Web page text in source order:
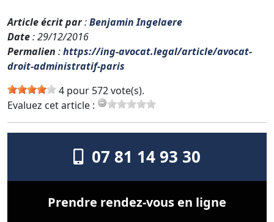
Article écrit par:Benjamin Ingelaere
Date: 29/12/2016
Permalien :https://ing-avocat.legal/article/avocat-
droit-administratif-paris
4 pour 572 vote(s).
Evaluez cet article :
07 81 14 93 30
Prendre rendez-vous en ligne